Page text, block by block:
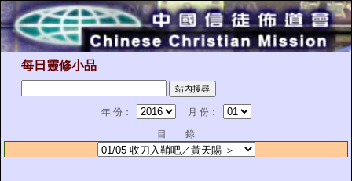
每日靈修小品
年 份：
月 份：
目 錄